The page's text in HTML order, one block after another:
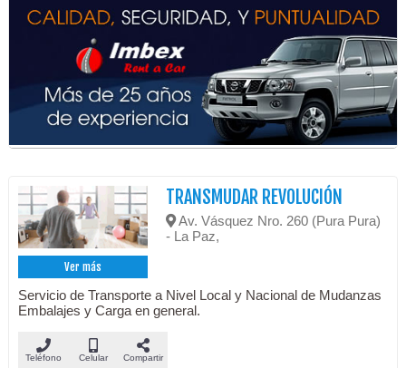
Ver más
TRANSMUDAR REVOLUCIÓN
Av. Vásquez Nro. 260 (Pura Pura)
- La Paz,
Servicio de Transporte a Nivel Local y Nacional de Mudanzas
Embalajes y Carga en general.
Teléfono Celular Compartir